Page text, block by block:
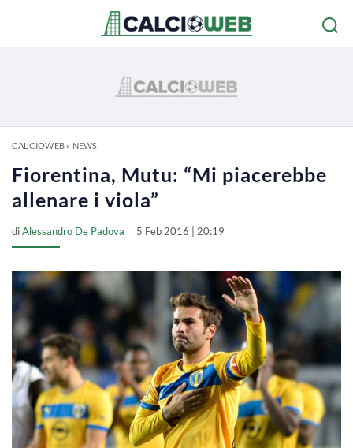
CALCIOWEB» NEWS
Fiorentina, Mutu: “Mi piacerebbe
allenare i viola”
diAlessandro De Padova 5 Feb 2016 | 20:19